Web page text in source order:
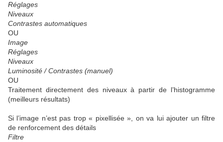
Réglages
Niveaux
Contrastes automatiques
OU
Image
Réglages
Niveaux
Luminosité / Contrastes (manuel)
OU
Traitement directement des niveaux à partir de l’histogramme
(meilleurs résultats)
Si l’image n’est pas trop « pixellisée », on va lui ajouter un filtre
de renforcement des détails
Filtre